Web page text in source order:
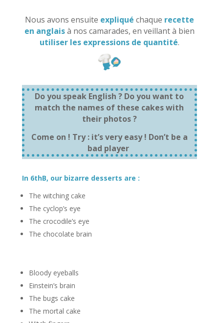
Nous avons ensuite expliqué chaque recette
en anglaisà nos camarades, en veillant à bien
utiliser les expressions de quantité.
Do you speak English ? Do you want to
match the names of these cakes with
their photos ?
Come on ! Try : it’s very easy ! Don’t be a
bad player
In 6thB, our bizarre desserts are :
The witching cake
The cyclop’s eye
The crocodile’s eye
The chocolate brain
Bloody eyeballs
Einstein’s brain
The bugs cake
The mortal cake